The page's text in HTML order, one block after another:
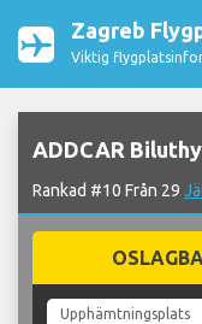
Zagreb
Viktig
ADDCAR
Rankad #10 Från 29
Upphämtningsplats